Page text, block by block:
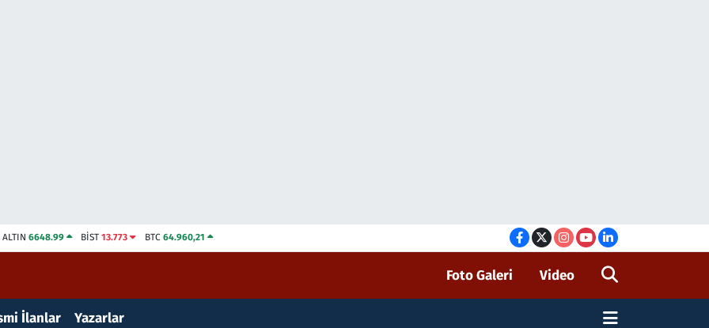
ALTIN 6648.99 BİST13.773 BTC 64.960,21
Foto Galeri Video
İlanlar Yazarlar